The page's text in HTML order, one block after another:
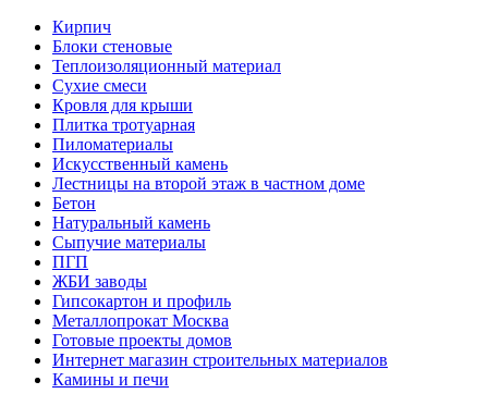
Кирпич
Блоки стеновые
Теплоизоляционный материал
Сухие смеси
Кровля для крыши
Плитка тротуарная
Пиломатериалы
Искусственный камень
Лестницы на второй этаж в частном доме
Бетон
Натуральный камень
Сыпучие материалы
ПГП
ЖБИ заводы
Гипсокартон и профиль
Металлопрокат Москва
Готовые проекты домов
Интернет магазин строительных материалов
Камины и печи